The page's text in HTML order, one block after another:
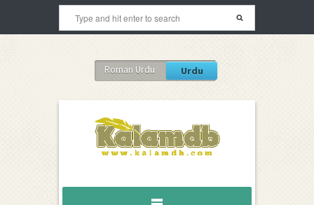
Roman Urdu Urdu